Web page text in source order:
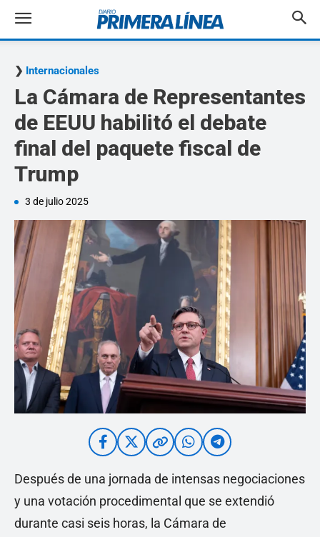
Internacionales
La Cámara de Representantes
de EEUU habilitó el debate
final del paquete fiscal de
Trump
3 de julio 2025
Después de una jornada de intensas negociaciones
y una votación procedimental que se extendió
durante casi seis horas, la Cámara de